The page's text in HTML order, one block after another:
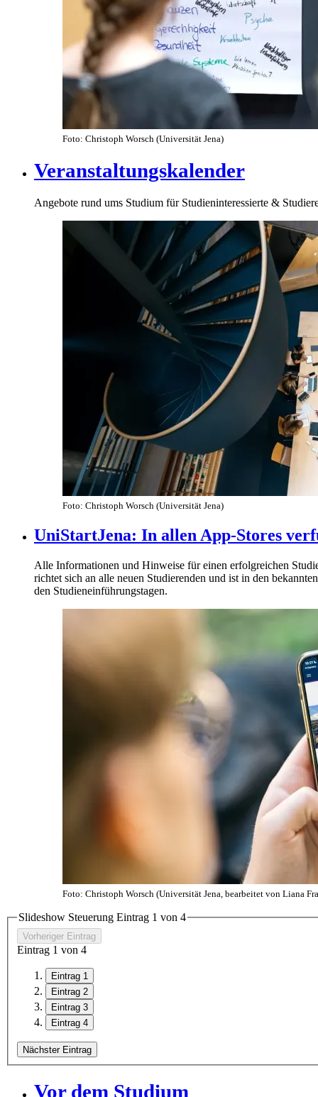
Foto: Christoph Worsch (Universität Jena)
Veranstaltungskalender
Angebote rund ums Studium für Studieninteressierte &
Foto: Christoph Worsch (Universität Jena)
UniStartJena: In allen App-Stores
Alle Informationen und Hinweise für einen erfolgreichen
richtet sich an alle neuen Studierenden und ist in den
den Studieneinführungstagen.
Foto: Christoph Worsch (Universität Jena, bearbeitet von Liana
Slideshow Steuerung Eintrag 1 von 4
Vorheriger Eintrag
Eintrag 1 von 4
Eintrag 1
Eintrag 2
Eintrag 3
Eintrag 4
Nächster Eintrag
Vor dem Studium